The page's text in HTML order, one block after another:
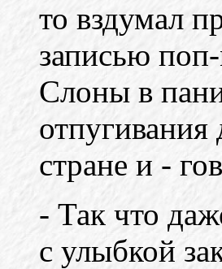
то вздумал
записью
Слоны в
стране и -
- Так что
с улыбкой